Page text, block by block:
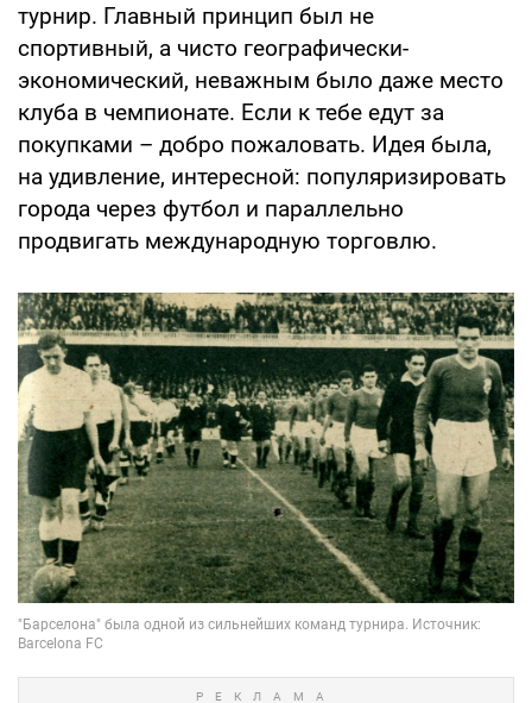
турнир. Главный принцип был не
спортивный, а чисто географически-
экономический, неважным было даже место
клуба в чемпионате. Если к тебе едут за
покупками – добро пожаловать. Идея была,
на удивление, интересной: популяризировать
города через футбол и параллельно
продвигать международную торговлю.